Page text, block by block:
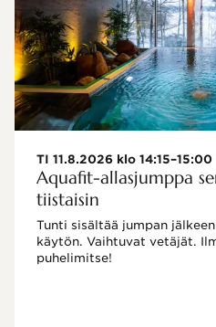
TI 11.8.2026 klo 14:15–15:00
Aquafit-allasjumppa
tiistaisin
Tunti sisältää jumpan
käytön. Vaihtuvat vetäjät.
puhelimitse!